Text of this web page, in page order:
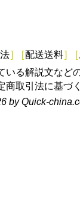
] [配送送料] [
いる解説文など
商取引法に基づ
by Quick-